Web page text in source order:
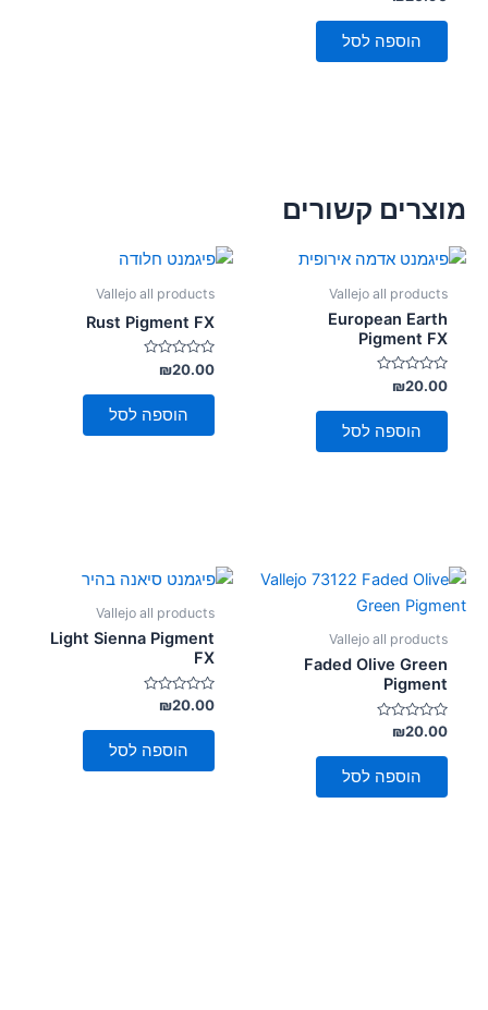
0
מתוך
הוספה לסל
מוצרים קשורים
Vallejo all products
European Earth
Pigment FX
דורג
0
מתוך
₪20.00
הוספה לסל
Vallejo all products
Rust Pigment FX
דורג
0
מתוך
₪20.00
הוספה לסל
Vallejo all products
Faded Olive Green
Pigment
דורג
0
מתוך
₪20.00
הוספה לסל
Vallejo all products
Light Sienna Pigment
FX
דורג
0
מתוך
₪20.00
הוספה לסל